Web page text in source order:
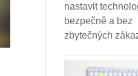
nastavit
bezpečně a bez
zbytečných